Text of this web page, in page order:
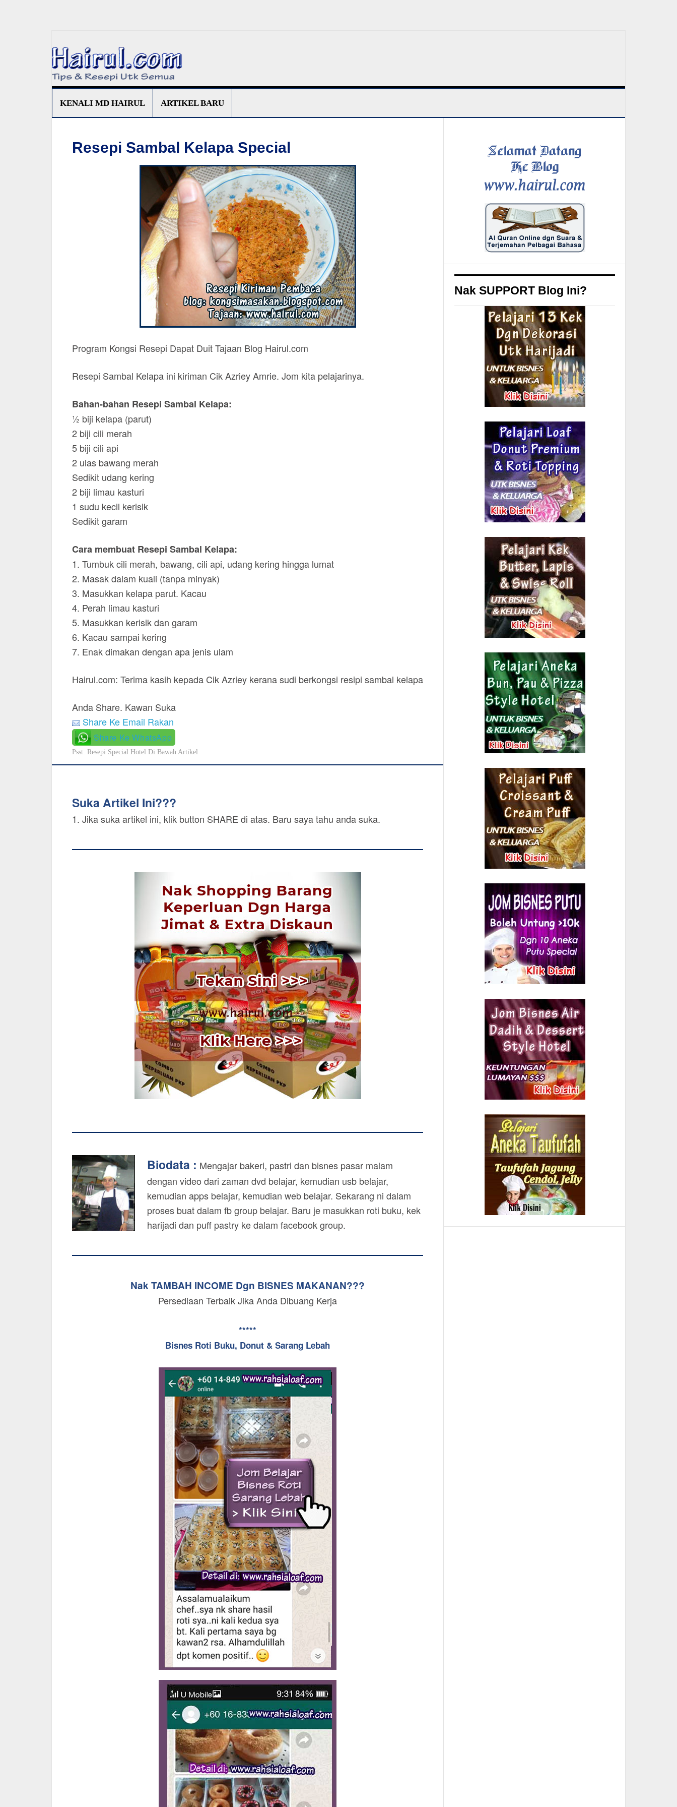
KENALI MD HAIRUL ARTIKEL BARU
Resepi Sambal Kelapa Special
Program Kongsi Resepi Dapat Duit Tajaan Blog Hairul.com
Resepi Sambal Kelapa ini kiriman Cik Azriey Amrie. Jom kita pelajarinya.
Bahan-bahan Resepi Sambal Kelapa:
½ biji kelapa (parut)
2 biji cili merah
5 biji cili api
2 ulas bawang merah
Sedikit udang kering
2 biji limau kasturi
1 sudu kecil kerisik
Sedikit garam
Cara membuat Resepi Sambal Kelapa:
1. Tumbuk cili merah, bawang, cili api, udang kering hingga lumat
2. Masak dalam kuali (tanpa minyak)
3. Masukkan kelapa parut. Kacau
4. Perah limau kasturi
5. Masukkan kerisik dan garam
6. Kacau sampai kering
7. Enak dimakan dengan apa jenis ulam
Hairul.com: Terima kasih kepada Cik Azriey kerana sudi berkongsi resipi sambal kelapa
Anda Share. Kawan Suka
Share Ke Email Rakan
Share Ke WhatsApp
Psst: Resepi Special Hotel Di Bawah Artikel
Suka Artikel Ini???
1. Jika suka artikel ini, klik button SHARE di atas. Baru saya tahu anda suka.
Biodata : Mengajar bakeri, pastri dan bisnes pasar malam
dengan video dari zaman dvd belajar, kemudian usb belajar,
kemudian apps belajar, kemudian web belajar. Sekarang ni dalam
proses buat dalam fb group belajar. Baru je masukkan roti buku, kek
harijadi dan puff pastry ke dalam facebook group.
Nak TAMBAH INCOME Dgn BISNES MAKANAN???
Persediaan Terbaik Jika Anda Dibuang Kerja
*****
Bisnes Roti Buku, Donut & Sarang Lebah
Nak SUPPORT Blog Ini?